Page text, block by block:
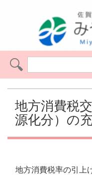
地方消費税
源化分）の
地方消費税率の引上